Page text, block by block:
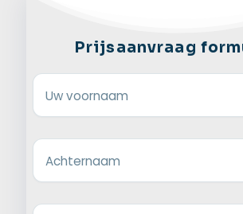
Prijsaanvraag
Uw voornaam
Achternaam